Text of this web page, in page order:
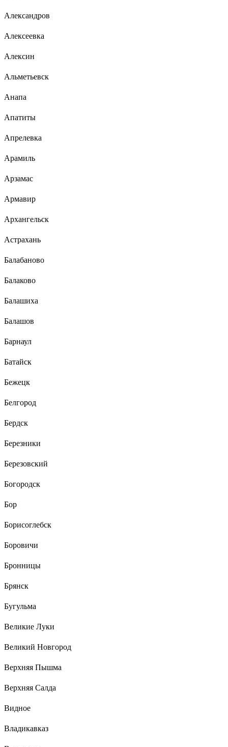
Александров
Алексеевка
Алексин
Альметьевск
Анапа
Апатиты
Апрелевка
Арамиль
Арзамас
Армавир
Архангельск
Астрахань
Балабаново
Балаково
Балашиха
Балашов
Барнаул
Батайск
Бежецк
Белгород
Бердск
Березники
Березовский
Богородск
Бор
Борисоглебск
Боровичи
Бронницы
Брянск
Бугульма
Великие Луки
Великий Новгород
Верхняя Пышма
Верхняя Салда
Видное
Владикавказ